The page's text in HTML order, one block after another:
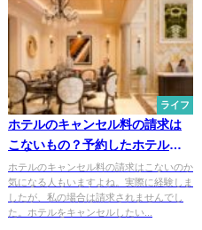
ライフ
ホテルのキャンセル料の請求は
こないもの？予約したホテルを
売れる裏技も紹介
ホテルのキャンセル料の請求はこないのか
気になる人もいますよね。実際に経験しま
したが、私の場合は請求されませんでし
た。ホテルをキャンセルしたい...